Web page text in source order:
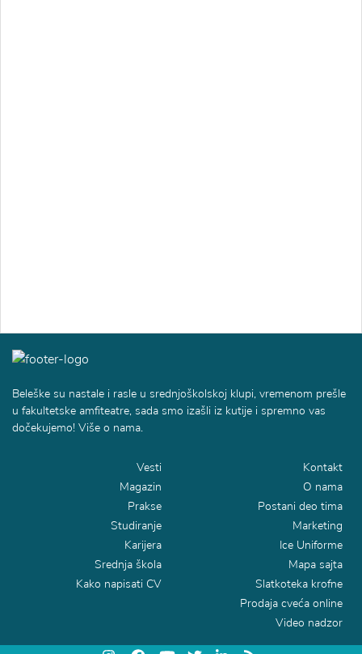
Beleške su nastale i rasle u srednjoškolskoj klupi, vremenom prešle
u fakultetske amfiteatre, sada smo izašli iz kutije i spremno vas
dočekujemo! Više o nama.
Vesti
Magazin
Prakse
Studiranje
Karijera
Srednja škola
Kako napisati CV
Kontakt
O nama
Postani deo tima
Marketing
Ice Uniforme
Mapa sajta
Slatkoteka krofne
Prodaja cveća online
Video nadzor